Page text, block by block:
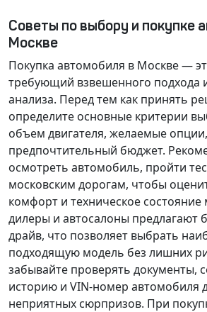
Советы по выбору и покупке
Москве
Покупка автомобиля в Москве —
требующий взвешенного подхода
анализа. Перед тем как принять
определите основные критерии
объем двигателя, желаемые опции,
предпочтительный бюджет.
осмотреть автомобиль, пройти
московским дорогам, чтобы
комфорт и техническое
дилеры и автосалоны предлагают
драйв, что позволяет выбрать
подходящую модель без лишних
забывайте проверять документы,
историю и VIN-номер автомобиля
неприятных сюрпризов. При